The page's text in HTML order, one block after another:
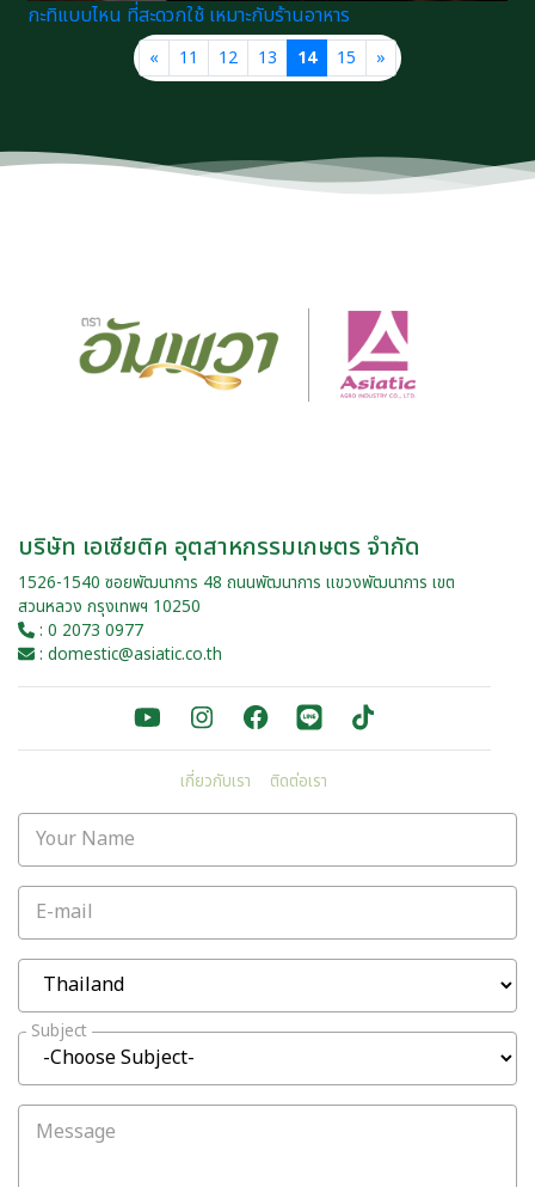
กะทิแบบไหน ที่สะดวกใช้ เหมาะกับร้านอาหาร
« 11 12 13 14 15 »
บริษัท เอเซียติค อุตสาหกรรมเกษตร จำกัด
1526-1540 ซอยพัฒนาการ 48 ถนนพัฒนาการ แขวงพัฒนาการ เขต
สวนหลวง กรุงเทพฯ 10250
: 0 2073 0977
: domestic@asiatic.co.th
เกี่ยวกับเรา ติดต่อเรา
Your Name
E-mail
Subject
Message